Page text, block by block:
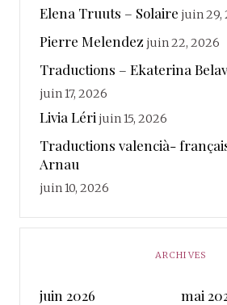
Elena Truuts – Solaire juin 29,
Pierre Melendez juin 22, 2026
Traductions – Ekaterina
juin 17, 2026
Livia Léri juin 15, 2026
Traductions valencià-
Arnau
juin 10, 2026
ARCHIVES
juin 2026
mai